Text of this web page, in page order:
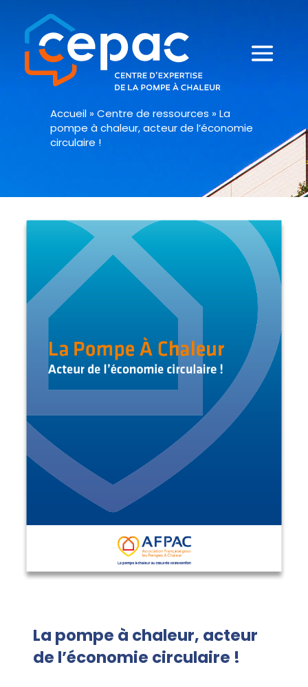
Accueil »Centre de ressources »La
pompe à chaleur, acteur de l’économie
circulaire !
La pompe à chaleur, acteur
de l’économie circulaire !